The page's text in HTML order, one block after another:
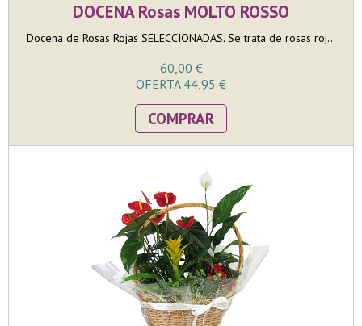
DOCENA Rosas MOLTO ROSSO
Docena de Rosas Rojas SELECCIONADAS. Se trata de rosas roj...
60,00 €
OFERTA 44,95 €
COMPRAR